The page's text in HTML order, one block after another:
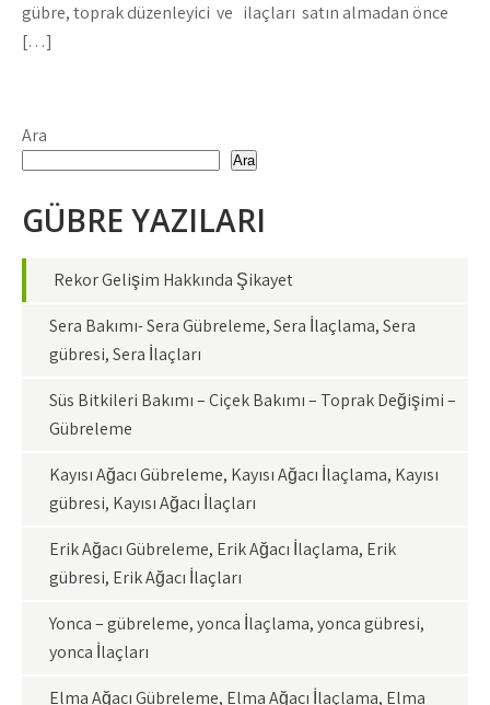
gübre, toprak düzenleyici ve ilaçları satın almadan önce
[…]
Ara
Ara
GÜBRE YAZILARI
Rekor Gelişim Hakkında Şikayet
Sera Bakımı- Sera Gübreleme, Sera İlaçlama, Sera
gübresi, Sera İlaçları
Süs Bitkileri Bakımı – Çiçek Bakımı – Toprak Değişimi –
Gübreleme
Kayısı Ağacı Gübreleme, Kayısı Ağacı İlaçlama, Kayısı
gübresi, Kayısı Ağacı İlaçları
Erik Ağacı Gübreleme, Erik Ağacı İlaçlama, Erik
gübresi, Erik Ağacı İlaçları
Yonca – gübreleme, yonca İlaçlama, yonca gübresi,
yonca İlaçları
Elma Ağacı Gübreleme, Elma Ağacı İlaçlama, Elma